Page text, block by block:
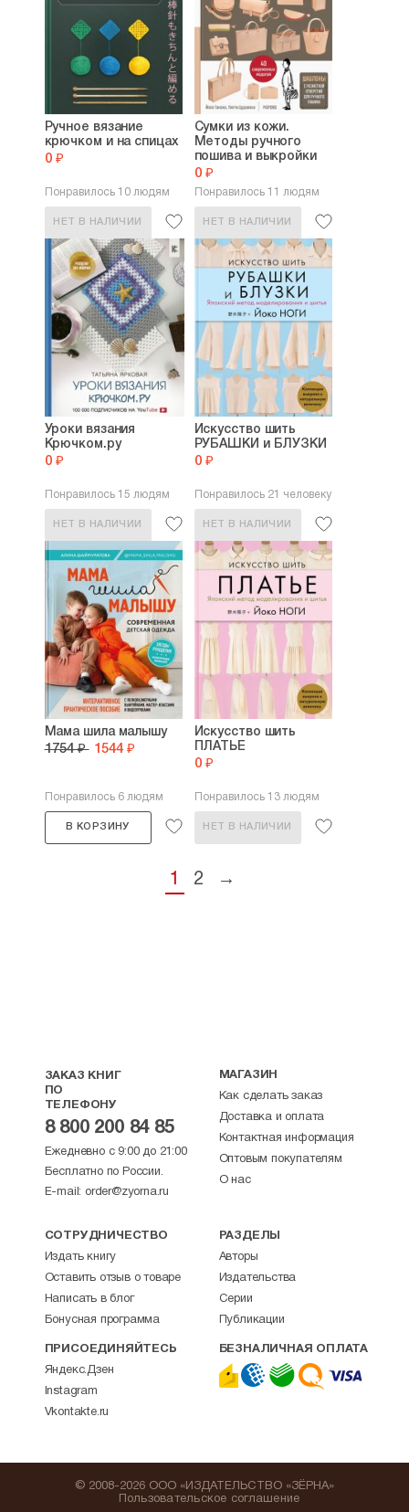
Ручное вязание
крючком и на спицах
0 ₽
Понравилось 10 людям
НЕТ В НАЛИЧИИ
Сумки из кожи.
Методы ручного
пошива и выкройки
0 ₽
Понравилось 11 людям
НЕТ В НАЛИЧИИ
Уроки вязания
Крючком.ру
0 ₽
Понравилось 15 людям
НЕТ В НАЛИЧИИ
Искусство шить
РУБАШКИ и БЛУЗКИ
0 ₽
Понравилось 21 человеку
НЕТ В НАЛИЧИИ
Мама шила малышу
1754 ₽ 1544 ₽
Понравилось 6 людям
В КОРЗИНУ
Искусство шить
ПЛАТЬЕ
0 ₽
Понравилось 13 людям
НЕТ В НАЛИЧИИ
1 2 →
ЗАКАЗ КНИГ
ПО
ТЕЛЕФОНУ
8 800 200 84 85
Ежедневно с 9:00 до 21:00
Бесплатно по России.
E-mail: order@zyorna.ru
МАГАЗИН
Как сделать заказ
Доставка и оплата
Контактная информация
Оптовым покупателям
О нас
СОТРУДНИЧЕСТВО
Издать книгу
Оставить отзыв о товаре
Написать в блог
Бонусная программа
РАЗДЕЛЫ
Авторы
Издательства
Серии
Публикации
ПРИСОЕДИНЯЙТЕСЬ
Яндекс.Дзен
Instagram
Vkontakte.ru
БЕЗНАЛИЧНАЯ ОПЛАТА
© 2008-2026 ООО «ИЗДАТЕЛЬСТВО «ЗЁРНА»
Пользовательское соглашение